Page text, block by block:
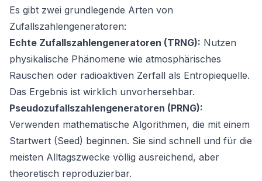
Es gibt zwei grundlegende Arten von
Zufallszahlengeneratoren:
Echte Zufallszahlengeneratoren (TRNG): Nutzen
physikalische Phänomene wie atmosphärisches
Rauschen oder radioaktiven Zerfall als Entropiequelle.
Das Ergebnis ist wirklich unvorhersehbar.
Pseudozufallszahlengeneratoren (PRNG):
Verwenden mathematische Algorithmen, die mit einem
Startwert (Seed) beginnen. Sie sind schnell und für die
meisten Alltagszwecke völlig ausreichend, aber
theoretisch reproduzierbar.